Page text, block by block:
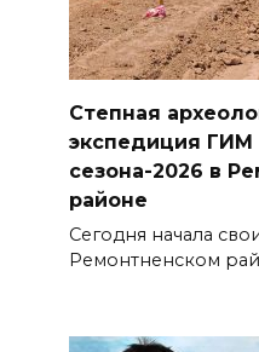
Степная
экспедиция ГИМ
сезона-2026 в
районе
Сегодня начала
Ремонтненском